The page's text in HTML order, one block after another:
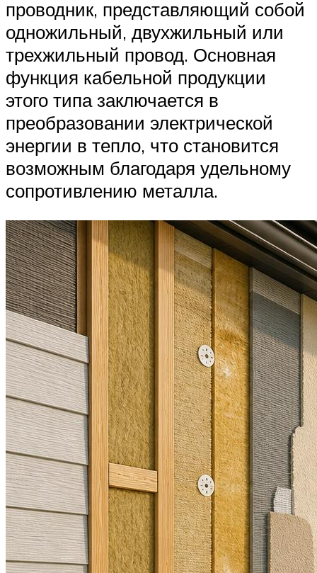
проводник, представляющий собой
одножильный, двухжильный или
трехжильный провод. Основная
функция кабельной продукции
этого типа заключается в
преобразовании электрической
энергии в тепло, что становится
возможным благодаря удельному
сопротивлению металла.